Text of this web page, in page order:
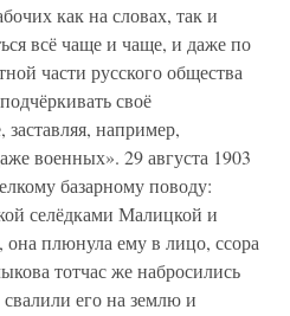
как на словах, так и
всё чаще и чаще, и даже по
части русского общества
своё
например,
военных». 29 августа 1903
базарному поводу:
селёдками Малицкой и
плюнула ему в лицо, ссора
тотчас же набросились
свалили его на землю и